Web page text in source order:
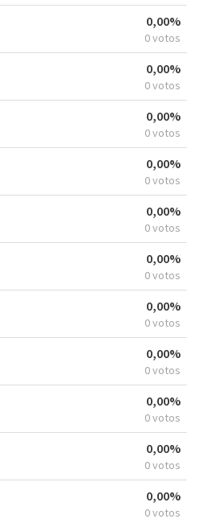
0,00%
0 votos
0,00%
0 votos
0,00%
0 votos
0,00%
0 votos
0,00%
0 votos
0,00%
0 votos
0,00%
0 votos
0,00%
0 votos
0,00%
0 votos
0,00%
0 votos
0,00%
0 votos